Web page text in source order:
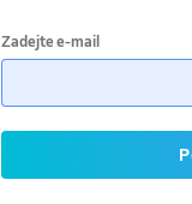
Zadejte e-mail